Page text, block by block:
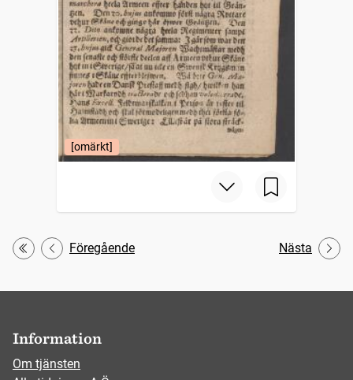
[omärkt]
Första
Föregående Nästa
Information
Om tjänsten